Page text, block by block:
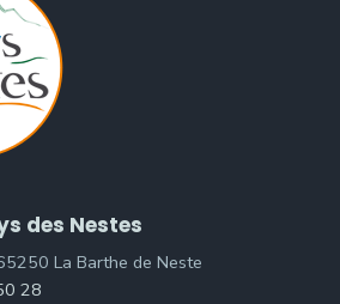
des Nestes
La Barthe de Neste
28